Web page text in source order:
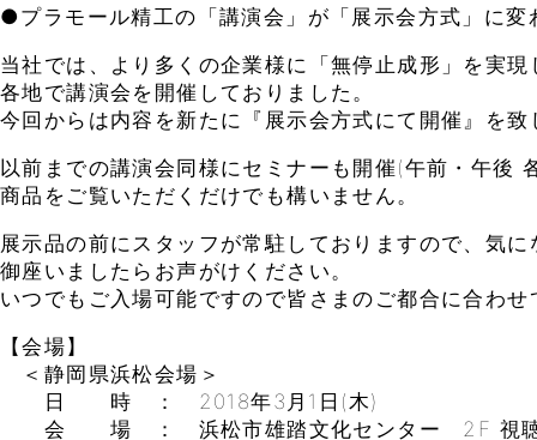
●プラモール精工の「講演会」が「展示会方式」に変
当社では、より多くの企業様に「無停止成形」を実
各地で講演会を開催しておりました。
今回からは内容を新たに『展示会方式にて開催』を致
以前までの講演会同様にセミナーも開催(午前・午後
商品をご覧いただくだけでも構いません。
展示品の前にスタッフが常駐しておりますので、気に
御座いましたらお声がけください。
いつでもご入場可能ですので皆さまのご都合に合わ
【会場】
＜静岡県浜松会場＞
日 時 ： 2018年3月1日(木)
会 場 ： 浜松市雄踏文化センター 2F 視聴